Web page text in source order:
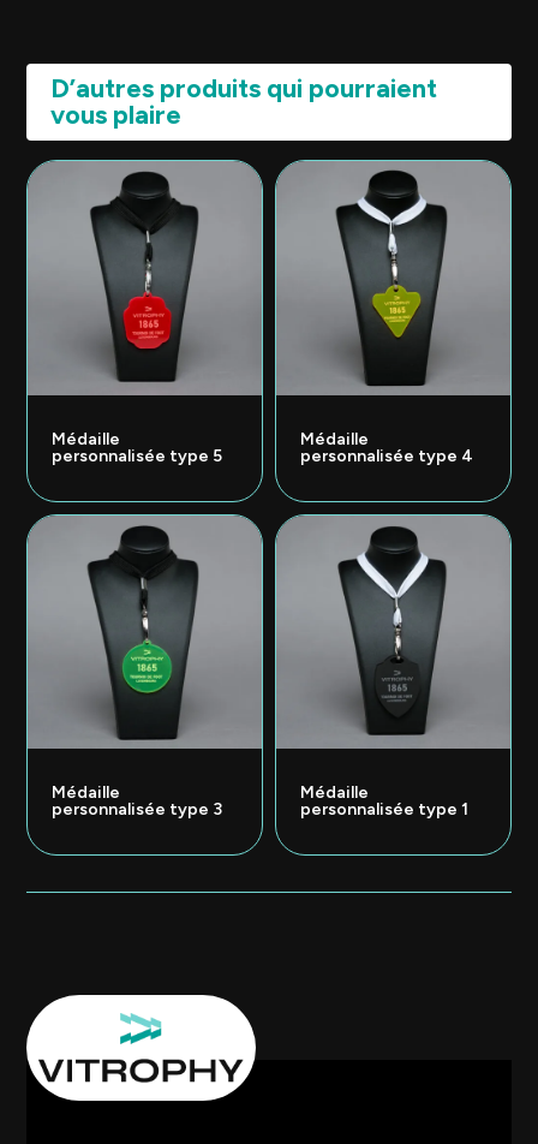
D’autres produits qui pourraient
vous plaire
Médaille
personnalisée type 5
Médaille
personnalisée type 4
Médaille
personnalisée type 3
Médaille
personnalisée type 1